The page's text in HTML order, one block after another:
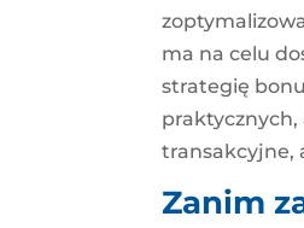
ma na celu
strategię
transakcyjne,
Zanim